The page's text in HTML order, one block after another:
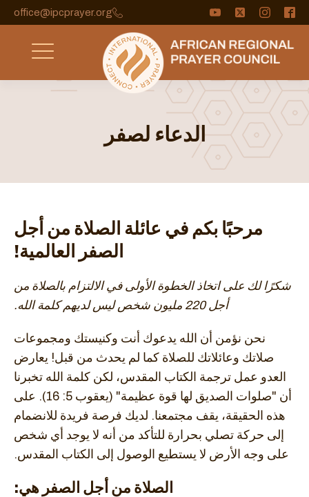
office@ipcprayer.org
الدعاء لصفر
مرحبًا بكم في عائلة الصلاة من أجل
الصفر العالمية!
شكرًا لك على اتخاذ الخطوة الأولى في الالتزام بالصلاة من
أجل 220 مليون شخص ليس لديهم كلمة الله.
نحن نؤمن أن الله يدعوك أنت وكنيستك ومجموعات
صلاتك وعائلاتك للصلاة كما لم يحدث من قبل! يعارض
العدو عمل ترجمة الكتاب المقدس، لكن كلمة الله تخبرنا
أن "صلوات الصديق لها قوة عظيمة" (يعقوب 5: 16). على
هذه الحقيقة، يقف مجتمعنا. لديك فرصة فريدة للانضمام
إلى حركة تصلي بحرارة للتأكد من أنه لا يوجد أي شخص
على وجه الأرض لا يستطيع الوصول إلى الكتاب المقدس.
الصلاة من أجل الصفر هي: